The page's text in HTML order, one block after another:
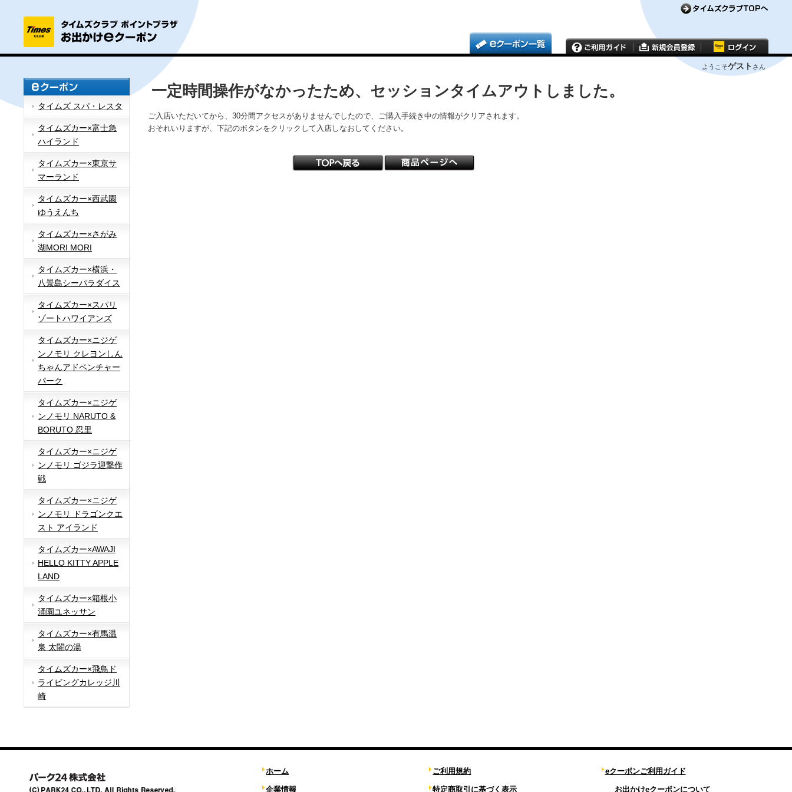
ようこそゲスト さん
タイムズ スパ・レスタ
タイムズカー×富士急
ハイランド
タイムズカー×東京サ
マーランド
タイムズカー×西武園
ゆうえんち
タイムズカー×さがみ
湖MORI MORI
タイムズカー×横浜・
八景島シーパラダイス
タイムズカー×スパリ
ゾートハワイアンズ
タイムズカー×ニジゲ
ンノモリ クレヨンしん
ちゃんアドベンチャー
パーク
タイムズカー×ニジゲ
ンノモリ NARUTO &
BORUTO 忍里
タイムズカー×ニジゲ
ンノモリ ゴジラ迎撃作
戦
タイムズカー×ニジゲ
ンノモリ ドラゴンクエ
スト アイランド
タイムズカー×AWAJI
HELLO KITTY APPLE
LAND
タイムズカー×箱根小
涌園ユネッサン
タイムズカー×有馬温
泉 太閤の湯
タイムズカー×飛鳥ド
ライビングカレッジ川
崎
一定時間操作がなかったため、セッションタイムアウトしました。
ご入店いただいてから、30分間アクセスがありませんでしたので、ご購入手続き中の情報がクリアされます。
おそれいりますが、下記のボタンをクリックして入店しなおしてください。
ホーム
企業情報
ご利用規約
特定商取引に基づく表示
eクーポンご利用ガイド
お出かけeクーポンについて